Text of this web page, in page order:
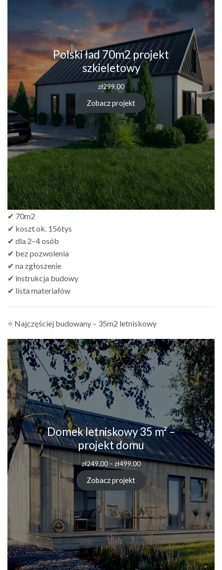
Polski ład 70m2 projekt
szkieletowy
zł299.00
Zobacz projekt
✔ 70m2
✔ koszt ok. 156tys
✔ dla 2–4 osób
✔ bez pozwolenia
✔ na zgłoszenie
✔ instrukcja budowy
✔ lista materiałów
⭐ Najczęściej budowany – 35m2 letniskowy
Domek letniskowy 35 m² –
projekt domu
zł249.00 – zł499.00
Zobacz projekt